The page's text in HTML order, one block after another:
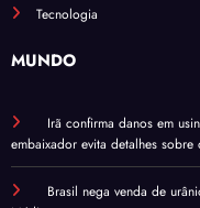
Tecnologia
MUNDO
Irã confirma danos em
embaixador evita detalhes
Brasil nega venda de